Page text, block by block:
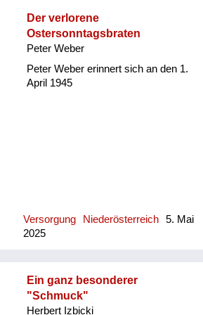
Der verlorene
Ostersonntagsbraten
Peter Weber
Peter Weber erinnert sich an den 1.
April 1945
Versorgung Niederösterreich
5. Mai
2025
Ein ganz besonderer
"Schmuck"
Herbert Izbicki